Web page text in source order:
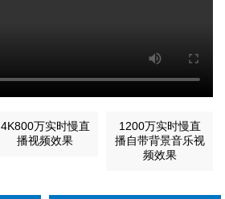
4K800万实时慢直
播视频效果
1200万实时慢直
播自带背景音乐视
频效果